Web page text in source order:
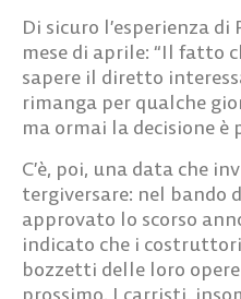
Di sicuro l’esperienza
mese di aprile: “Il fatto
sapere il diretto
rimanga per qualche
ma ormai la decisione è
C’è, poi, una data che
tergiversare: nel bando
approvato lo scorso
indicato che i
bozzetti delle loro
prossimo. I carristi,